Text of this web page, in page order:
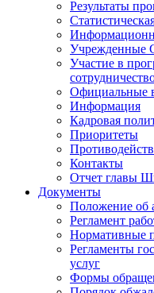
Результаты
Участие в
Официальные
Информация
Кадровая
Приоритеты
Контакты
Отчет главы
Документы
Положение об
Регламент
Нормативные
Регламенты
услуг
Формы